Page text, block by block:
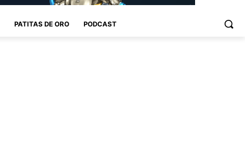
PATITAS DE ORO PODCAST